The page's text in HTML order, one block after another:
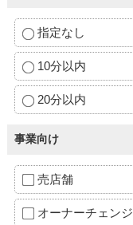
指定なし
10分以内
20分以内
事業向け
売店舗
オーナーチェンジ